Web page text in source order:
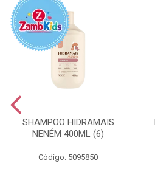
SHAMPOO HIDRAMAIS
NENÉM 400ML (6)
Código: 5095850